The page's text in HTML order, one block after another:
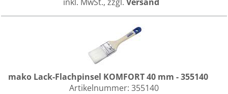
mako Lack-Flachpinsel KOMFORT 40 mm - 355140
Artikelnummer: 355140